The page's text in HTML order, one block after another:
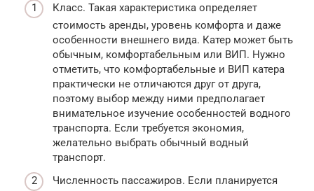
Класс. Такая характеристика определяет
стоимость аренды, уровень комфорта и даже
особенности внешнего вида. Катер может быть
обычным, комфортабельным или ВИП. Нужно
отметить, что комфортабельные и ВИП катера
практически не отличаются друг от друга,
поэтому выбор между ними предполагает
внимательное изучение особенностей водного
транспорта. Если требуется экономия,
желательно выбрать обычный водный
транспорт.
Численность пассажиров. Если планируется